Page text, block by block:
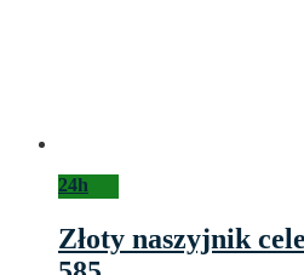
24h
Złoty naszyjnik